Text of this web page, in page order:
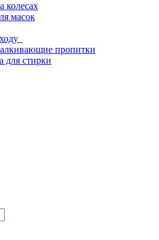
колесах
масок
пропитки
для стирки